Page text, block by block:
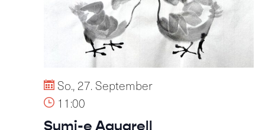
So., 27. September
11:00
Sumi-e Aquarell